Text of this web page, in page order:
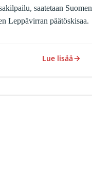
saatetaan Suomen
Leppävirran päätöskisaa.
Lue lisää